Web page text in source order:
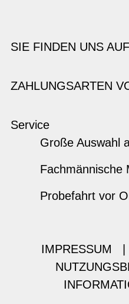
SIE FINDEN UNS AUF
ZAHLUNGSARTEN
Service
Große Auswahl
Fachmännische
Probefahrt vor
IMPRESSUM